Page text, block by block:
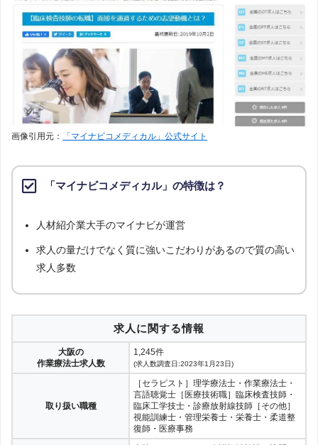
画像引用元： 「マイナビコメディカル」公式サイト
「マイナビコメディカル」の特徴は？
人材紹介業大手のマイナビが運営
求人の量だけでなく質に強いこだわりがあるので質の高い
求人多数
求人に関する情報
大阪の
作業療法士求人数
1,245件
(求人数調査日:2023年1月23日)
取り扱い職種
［セラピスト］理学療法士・作業療法士・
言語聴覚士［医療技術職］臨床検査技師・
臨床工学技士・診療放射線技師［その他］
視能訓練士・管理栄養士・栄養士・柔道整
復師・医療事務